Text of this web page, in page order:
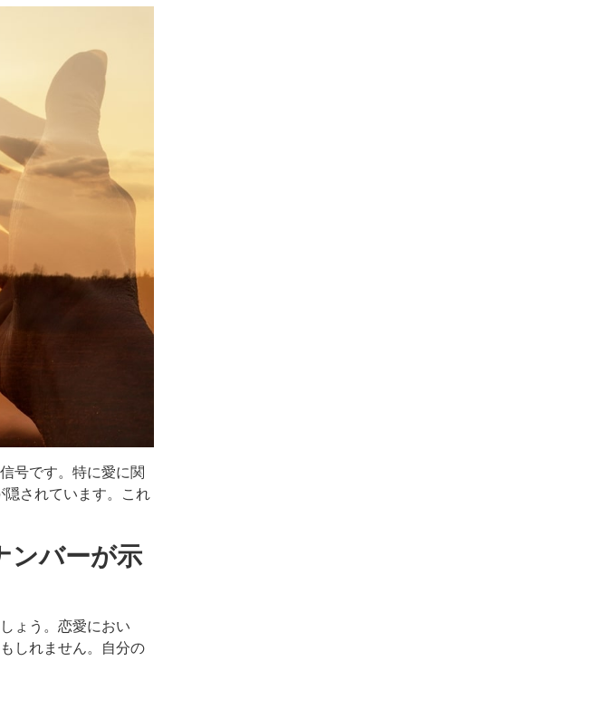
号です。特に愛に関
されています。これ
ンバーが示
ょう。恋愛におい
しれません。自分の